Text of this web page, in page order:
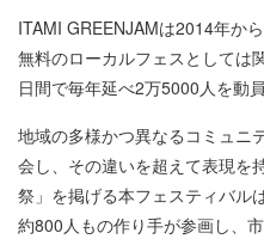
ITAMI GREENJAMは2014年か
無料のローカルフェスとしては
日間で毎年延べ2万5000人を動
地域の多様かつ異なるコミュニ
会し、その違いを超えて表現を
祭」を掲げる本フェスティバル
約800人もの作り手が参画し、